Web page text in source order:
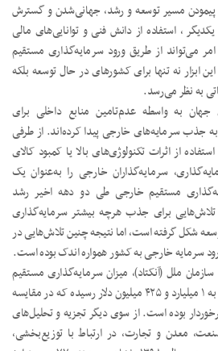
مسیر توسعه و رشد، جهانی‌شدن و گسترش
، استفاده از دانش فنی و توانایی‌های مالی
می‌تواند از طریق ورود سرمایه‌گذاری مستقیم
ابزار نه تنها برای کشورهای در حال توسعه بلکه
به نظر می‌رسد.
جهان به واسطه عدم‌تامین منابع داخلی برای
جذب سرمایه‌های خارجی پیدا کرده‌اند. از طرفی
از اثرات تکنولوژی‌های بالا یا کمبود کالای
سرمایه‌گذاران خارجی را به‌عنوان یک
مستقیم خارجی طی دو دهه اخیر رشد
تلاش‌هایی برای جذب هرچه بیشتر سرمایه‌گذاری
شکل گرفته است، اما نتیجه چنین تلاش‌هایی در
سرمایه خارجی به کشور همواره اندک بوده است.
ملل (آنکتاد)، میزان سرمایه‌گذاری مستقیم
خارجی در ایران طی سال ۲۰۲۱ به ۱ میلیارد و ۴۲۵ میلیون دلار رسیده که در مقایسه
بوده است. از سوی دیگر تجزیه و تحلیل‌های
معدن و تجارت، در ارتباط با توزیع‌بخشی،